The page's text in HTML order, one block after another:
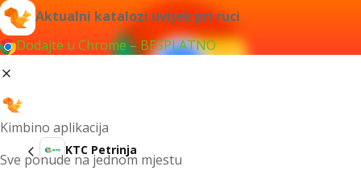
Aktualni katalozi uvijek pri ruci
Dodajte u Chrome – BESPLATNO
Kimbino aplikacija
Sve ponude na jednom mjestu
KTC Petrinja